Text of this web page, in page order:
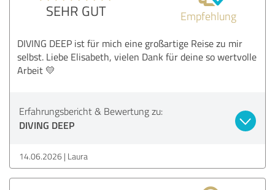
SEHR GUT Empfehlung
DIVING DEEP ist für mich eine großartige Reise zu mir
selbst. Liebe Elisabeth, vielen Dank für deine so wertvolle
Arbeit 💛
Erfahrungsbericht & Bewertung zu:
DIVING DEEP
14.06.2026 Laura